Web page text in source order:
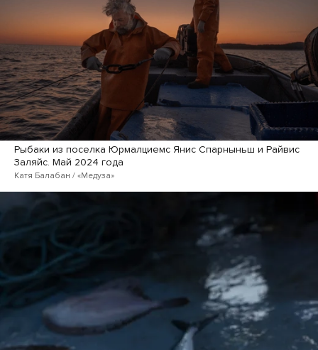
Рыбаки из поселка Юрмалциемс Янис Спарныньш и Райвис
Заляйс. Май 2024 года
Катя Балабан / «Медуза»